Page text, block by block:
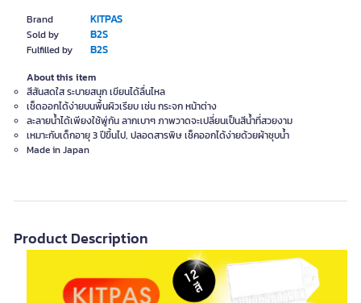
Brand KITPAS
Sold by B2S
Fulfilled by B2S
About this item
สีสันสดใส ระบายสนุก เขียนได้ลื่นไหล
เช็ดออกได้ง่ายบนพื้นผิวเรียบ เช่น กระจก หน้าต่าง
ละลายน้ำได้เพียงใช้พู่กัน ลากเบาๆ ภาพวาดจะเปลี่ยนเป็นสีน้ำที่สวยงาม
เหมาะกับเด็กอายุ 3 ปีขึ้นไป, ปลอดสารพิษ เช็คออกได้ง่ายด้วยผ้าชุบน้ำ
Made in Japan
Product Description